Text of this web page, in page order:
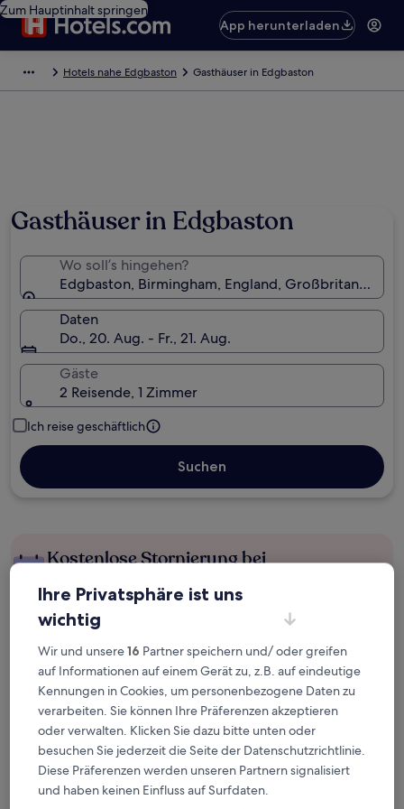
Zum Hauptinhalt springen
App herunterladen
Hotels nahe Edgbaston Gasthäuser in Edgbaston
Gasthäuser in Edgbaston
Wo soll’s hingehen?
Edgbaston, Birmingham, England, Großbritannien
Daten
Do., 20. Aug. - Fr., 21. Aug.
Gäste
2 Reisende, 1 Zimmer
Ich reise geschäftlich
Suchen
Kostenlose Stornierung bei
Verdiene Prämien für jede
wahrgenommene Übernachtung
Mehr sparen mit Preisen für Mitglieder
Überprüfe die Preise für diese Daten
Ihre Privatsphäre ist uns
wichtig
Wir und unsere16 Partner speichern und/ oder greifen
auf Informationen auf einem Gerät zu, z.B. auf eindeutige
Kennungen in Cookies, um personenbezogene Daten zu
verarbeiten. Sie können Ihre Präferenzen akzeptieren
oder verwalten. Klicken Sie dazu bitte unten oder
besuchen Sie jederzeit die Seite der Datenschutzrichtlinie.
Diese Präferenzen werden unseren Partnern signalisiert
und haben keinen Einfluss auf Surfdaten.